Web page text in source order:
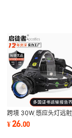
跨境 30W 感应头灯远
激光应急夜钓可充电头
户外强光头灯
¥26.00